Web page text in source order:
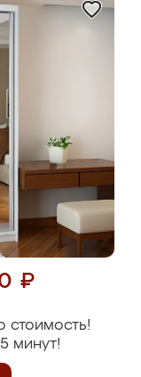
₽
стоимость!
минут!